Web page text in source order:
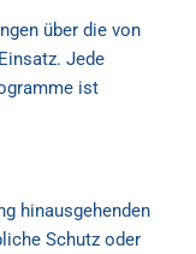
über die von
Jede
ist
hinausgehenden
Schutz oder